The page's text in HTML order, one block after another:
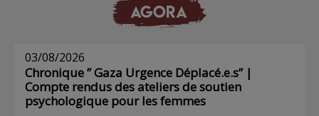
AGORA
03/08/2026
Chronique ” Gaza Urgence Déplacé.e.s” |
Compte rendus des ateliers de soutien
psychologique pour les femmes